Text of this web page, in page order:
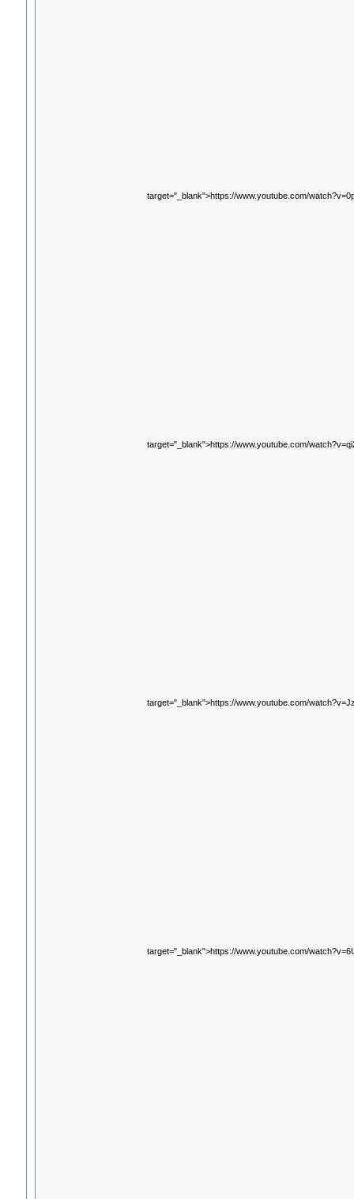
target="_blank">https://www.youtube.com/
target="_blank">https://www.youtube.com/
target="_blank">https://www.youtube.com/
target="_blank">https://www.youtube.com/